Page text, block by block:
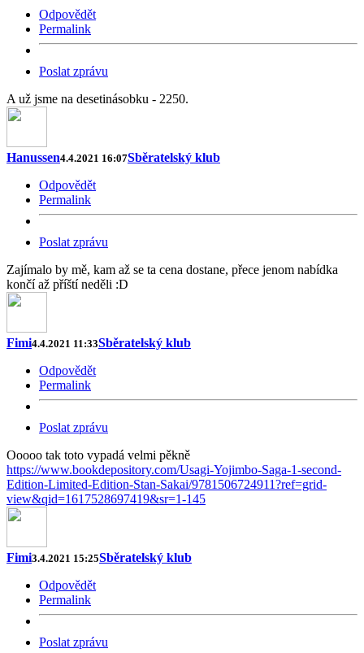
Odpovědět
Permalink
Poslat zprávu
A už jsme na desetinásobku - 2250.
Hanussen4.4.2021 16:07Sběratelský klub
Odpovědět
Permalink
Poslat zprávu
Zajímalo by mě, kam až se ta cena dostane, přece jenom nabídka
končí až příští neděli :D
Fimi4.4.2021 11:33Sběratelský klub
Odpovědět
Permalink
Poslat zprávu
Ooooo tak toto vypadá velmi pěkně
https://www.bookdepository.com/Usagi-Yojimbo-Saga-1-second-
Edition-Limited-Edition-Stan-Sakai/9781506724911?ref=grid-
view&qid=1617528697419&sr=1-145
Fimi3.4.2021 15:25Sběratelský klub
Odpovědět
Permalink
Poslat zprávu